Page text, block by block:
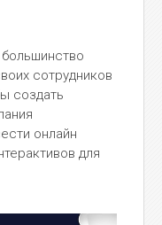
сотрудников
создать
онлайн
для